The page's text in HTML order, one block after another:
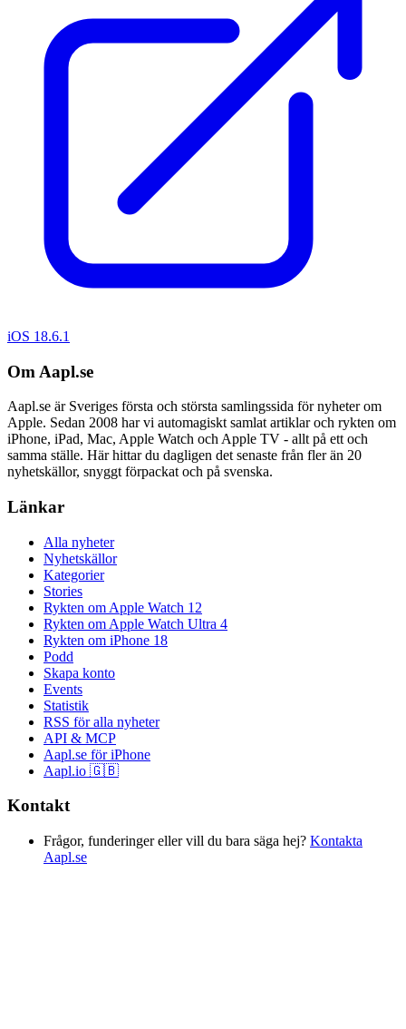
iOS 18.6.1
Om Aapl.se
Aapl.se är Sveriges första och största samlingssida för nyheter om
Apple. Sedan 2008 har vi automagiskt samlat artiklar och rykten om
iPhone, iPad, Mac, Apple Watch och Apple TV - allt på ett och
samma ställe. Här hittar du dagligen det senaste från fler än 20
nyhetskällor, snyggt förpackat och på svenska.
Länkar
Alla nyheter
Nyhetskällor
Kategorier
Stories
Rykten om Apple Watch 12
Rykten om Apple Watch Ultra 4
Rykten om iPhone 18
Podd
Skapa konto
Events
Statistik
RSS för alla nyheter
API & MCP
Aapl.se för iPhone
Aapl.io 🇬🇧
Kontakt
Frågor, funderinger eller vill du bara säga hej? Kontakta
Aapl.se